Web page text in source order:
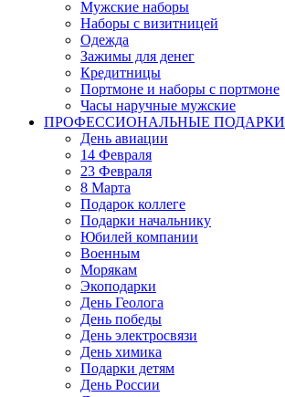
Мужские наборы
Наборы с визитницей
Одежда
Зажимы для денег
Кредитницы
Портмоне и наборы с портмоне
Часы наручные мужские
ПРОФЕССИОНАЛЬНЫЕ ПОДАРКИ
День авиации
14 Февраля
23 Февраля
8 Марта
Подарок коллеге
Подарки начальнику
Юбилей компании
Военным
Морякам
Экоподарки
День Геолога
День победы
День электросвязи
День химика
Подарки детям
День России